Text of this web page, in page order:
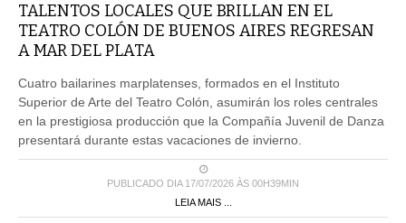
TALENTOS LOCALES QUE BRILLAN EN EL
TEATRO COLÓN DE BUENOS AIRES REGRESAN
A MAR DEL PLATA
Cuatro bailarines marplatenses, formados en el Instituto
Superior de Arte del Teatro Colón, asumirán los roles centrales
en la prestigiosa producción que la Compañía Juvenil de Danza
presentará durante estas vacaciones de invierno.
PUBLICADO DIA 17/07/2026 ÀS 00H39MIN
LEIA MAIS ...